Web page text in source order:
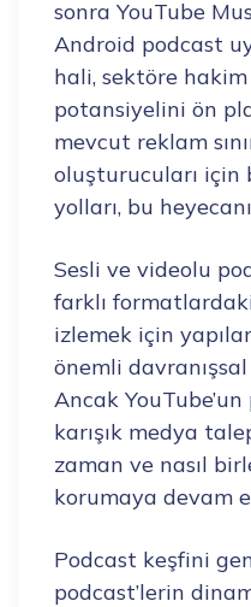
sonra YouTube
Android podcast
hali, sektöre
potansiyelini ön
mevcut reklam
oluşturucuları için
yolları, bu
Sesli ve videolu
farklı
izlemek için
önemli
Ancak
karışık medya
zaman ve nasıl
korumaya devam
Podcast keşfini
podcast’lerin